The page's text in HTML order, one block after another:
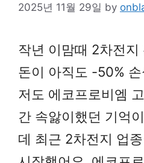
2025년 11월 29일 by
작년 이맘때 2차전지
돈이 아직도 -50%
저도 에코프로비엠
간 속앓이했던 기억
데 최근 2차전지 업